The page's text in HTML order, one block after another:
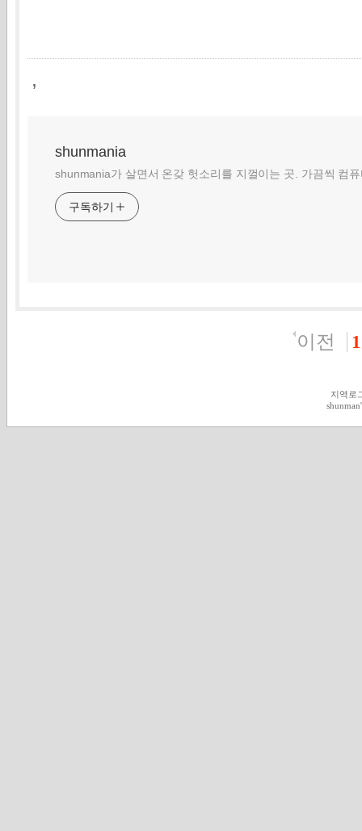
,
shunmania
shunmania가 살면서 온갖 헛소리를 지껄이는 곳. 가끔씩 컴
구독하기
이전 1
지역로
shunman